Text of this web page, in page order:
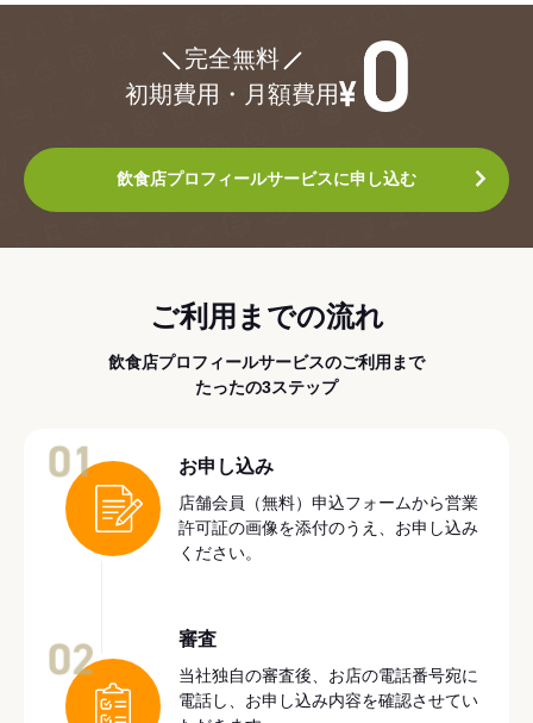
完全無料
初期費用・月額費用
飲食店プロフィールサービスに申し込む
ご利用までの流れ
飲食店プロフィールサービスのご利用まで
たったの3ステップ
お申し込み
店舗会員（無料）申込フォームから営業
許可証の画像を添付のうえ、お申し込み
ください。
審査
当社独自の審査後、お店の電話番号宛に
電話し、お申し込み内容を確認させてい